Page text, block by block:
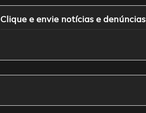
Clique e envie notícias e denúncias